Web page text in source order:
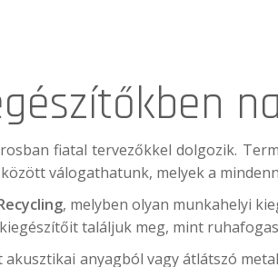
fiatal tervezőkkel dolgozik.
válogathatunk, melyek a
, melyben olyan munkahelyi
találjuk meg, mint
akusztikai anyagból vagy átlátszó